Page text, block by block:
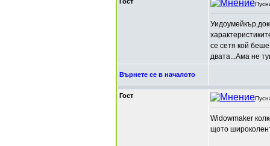
се сетя кой
двата...Ама не
Върнете се в началото
Гост
Widowmaker
щото